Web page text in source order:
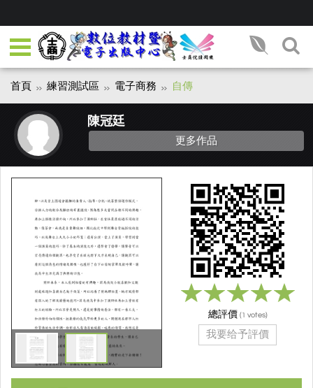
首頁 練習測試區 電子商務 自傳
陳冠廷
更多作品
總評價 (1 votes)
我要给予評價